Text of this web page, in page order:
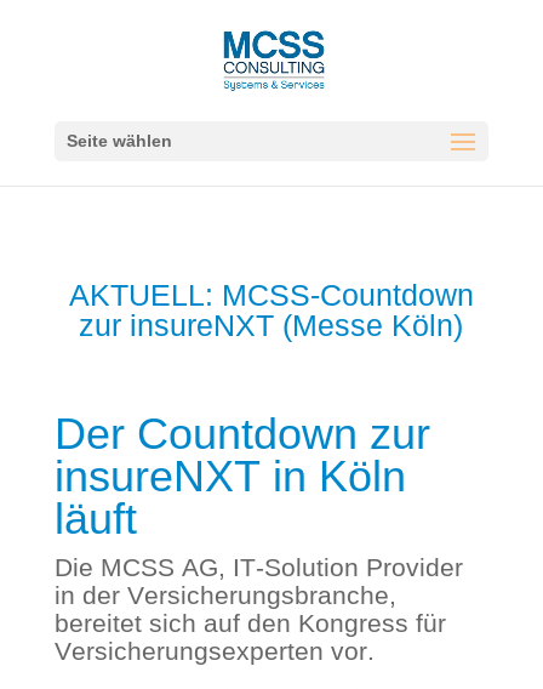
Seite wählen
AKTUELL: MCSS-Countdown
zur insureNXT (Messe Köln)
Der Countdown zur
insureNXT in Köln
läuft
Die MCSS AG, IT-Solution Provider
in der Versicherungsbranche,
bereitet sich auf den Kongress für
Versicherungsexperten vor.